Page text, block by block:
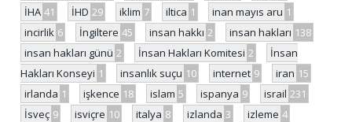
İHA 41 İHD 29 iklim 7 iltica 1 inan mayıs aru 1
incirlik 6 İngiltere 45 insan hakkı 2 insan hakları 138
insan hakları günü 2 İnsan Hakları Komitesi 2
İnsan
Hakları Konseyi 1 insanlık suçu 10 internet 9 iran 15
irlanda 1 işkence 18 islam 5 ispanya 9 israil 231
İsveç 9 isviçre 10 italya 8 izlanda 3 izleme 4